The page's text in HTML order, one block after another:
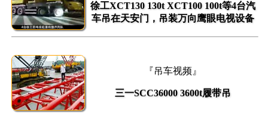
徐工XCT130 130t XCT100 100t等4台汽
车吊在天安门，吊装万向鹰眼电视设备
『吊车视频』
三一SCC36000 3600t履带吊